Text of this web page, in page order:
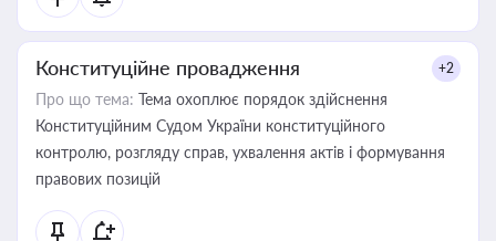
Конституційне провадження +2
Про що тема: Тема охоплює порядок здійснення
Конституційним Судом України конституційного
контролю, розгляду справ, ухвалення актів і формування
правових позицій